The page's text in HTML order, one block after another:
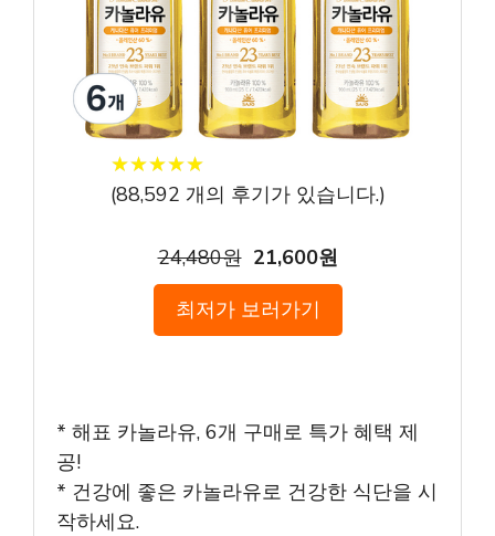
★★★★★
★★★★★
(88,592 개의 후기가 있습니다.)
24,480원 21,600원
최저가 보러가기
* 해표 카놀라유, 6개 구매로 특가 혜택 제
공!
* 건강에 좋은 카놀라유로 건강한 식단을 시
작하세요.